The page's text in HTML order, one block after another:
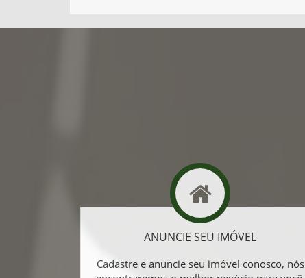
ANUNCIE SEU IMÓVEL
Cadastre e anuncie seu imóvel conosco, nós